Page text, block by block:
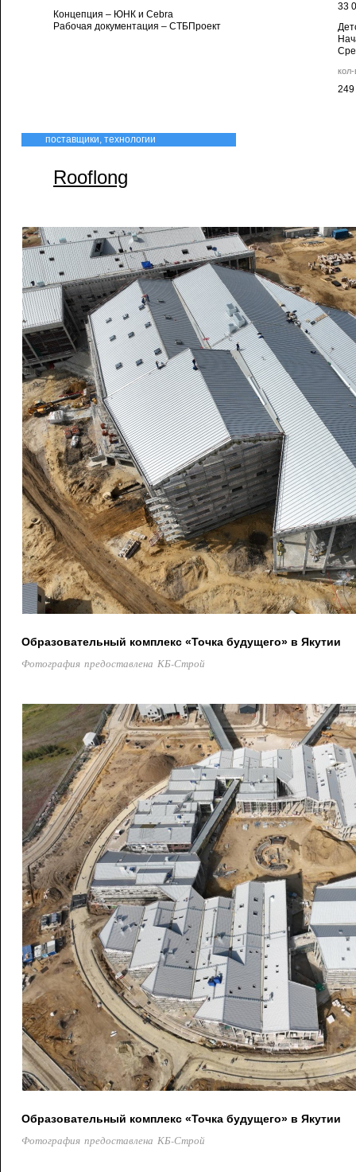
33
249
Концепция – ЮНК и Cebra
Рабочая документация – СТБПроект
поставщики, технологии
Rooflong
Образовательный комплекс «Точка будущего» в Якутии
Фотография предоставлена КБ-Строй
Образовательный комплекс «Точка будущего» в Якутии
Фотография предоставлена КБ-Строй